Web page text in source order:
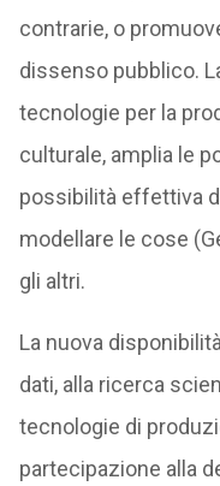
contrarie, o
dissenso pubblico.
tecnologie per la
culturale, amplia le
possibilità effettiva
modellare le cose
gli altri.
La nuova
dati, alla ricerca
tecnologie di
partecipazione alla